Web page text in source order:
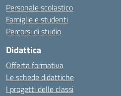
Personale scolastico
Famiglie e studenti
Percorsi di studio
Didattica
Offerta formativa
Le schede didattiche
I progetti delle classi